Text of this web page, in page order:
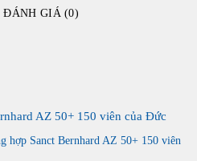
ĐÁNH GIÁ (0)
AZ 50+ 150 viên của Đức
hợp Sanct Bernhard AZ 50+ 150 viên